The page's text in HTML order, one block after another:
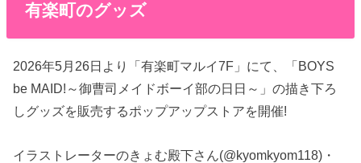
有楽町のグッズ
2026年5月26日より「有楽町マルイ7F」にて、「BOYS
be MAID!～御曹司メイドボーイ部の日日～」の描き下ろ
しグッズを販売するポップアップストアを開催!
イラストレーターのきょむ殿下さん(@kyomkyom118)・